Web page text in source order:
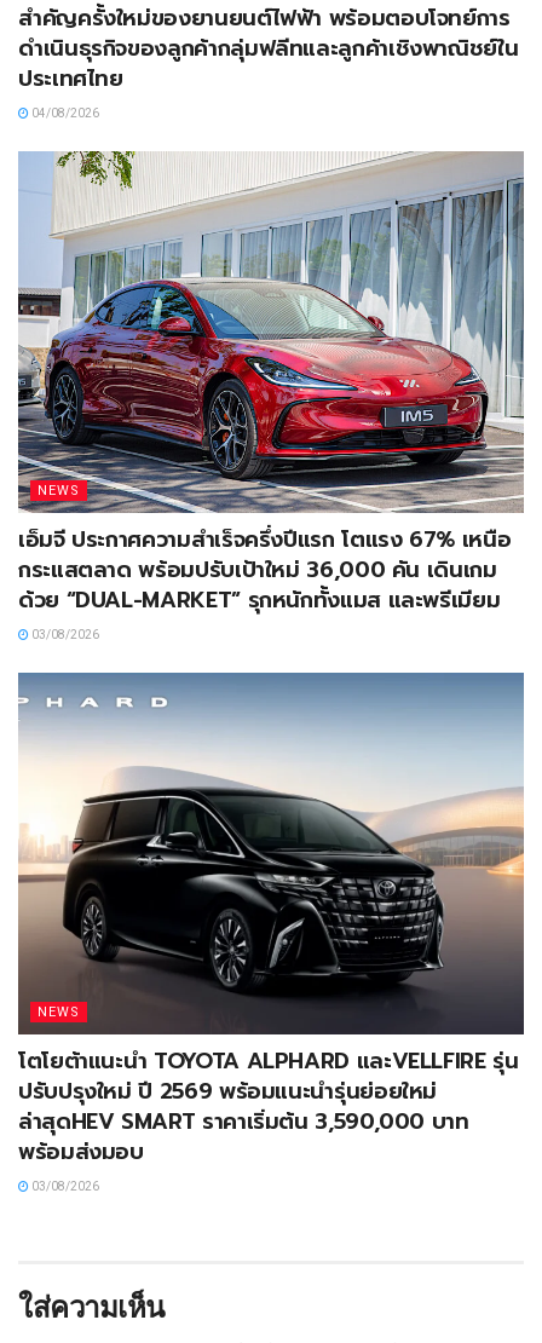
สำคัญครั้งใหม่ของยานยนต์ไฟฟ้า พร้อมตอบโจทย์การ
ดำเนินธุรกิจของลูกค้ากลุ่มฟลีทและลูกค้าเชิงพาณิชย์ใน
ประเทศไทย
04/08/2026
NEWS
เอ็มจี ประกาศความสำเร็จครึ่งปีแรก โตแรง 67% เหนือ
กระแสตลาด พร้อมปรับเป้าใหม่ 36,000 คัน เดินเกม
ด้วย “DUAL-MARKET” รุกหนักทั้งแมส และพรีเมียม
03/08/2026
NEWS
โตโยต้าแนะนำ TOYOTA ALPHARD และVELLFIRE รุ่น
ปรับปรุงใหม่ ปี 2569 พร้อมแนะนำรุ่นย่อยใหม่
ล่าสุดHEV SMART ราคาเริ่มต้น 3,590,000 บาท
พร้อมส่งมอบ
03/08/2026
ใส่ความเห็น